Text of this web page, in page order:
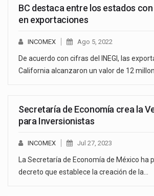
BC destaca entre los estados
en exportaciones
INCOMEX Ago 5, 2022
De acuerdo con cifras del INEGI, las
California alcanzaron un valor de 12
Secretaría de Economía crea la
para Inversionistas
INCOMEX Jul 27, 2023
La Secretaría de Economía de México ha
decreto que establece la creación de la…